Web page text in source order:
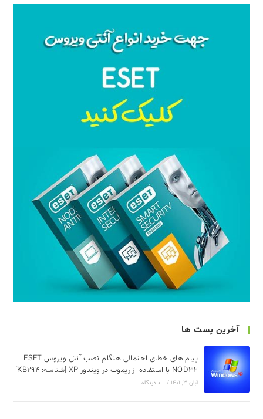
پست ها
پیام های خطای احتمالی هنگام نصب آنتی ویروس ESET
NOD32 با استفاده از ریموت در ویندوز XP [شناسه: KB294]
آبان 3, 1401 / ۰ دیدگاه